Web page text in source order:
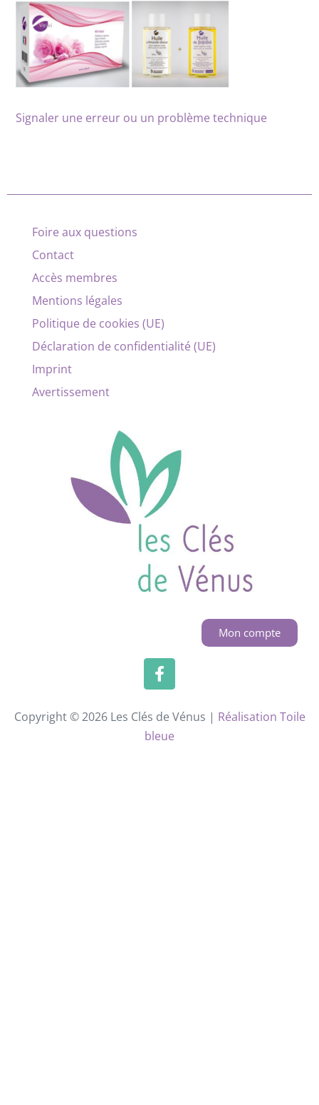
Signaler une erreur ou un problème technique
Foire aux questions
Contact
Accès membres
Mentions légales
Politique de cookies (UE)
Déclaration de confidentialité (UE)
Imprint
Avertissement
Mon compte
Copyright © 2026 Les Clés de Vénus | Réalisation Toile
bleue